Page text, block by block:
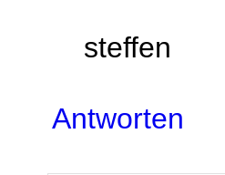
steffen
Antworten